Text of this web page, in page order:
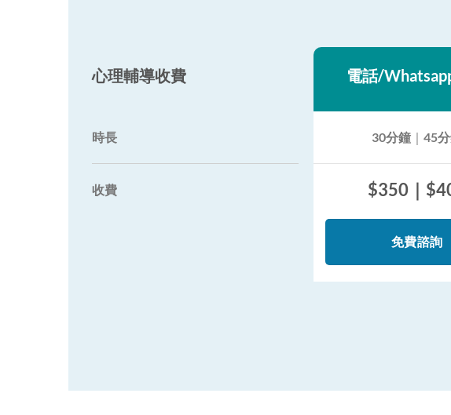
心理輔導收費
時長
收費
電話/
30分鐘｜ 45
$350｜
免費諮詢